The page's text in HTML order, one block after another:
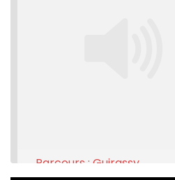
Parcours : Guirassy